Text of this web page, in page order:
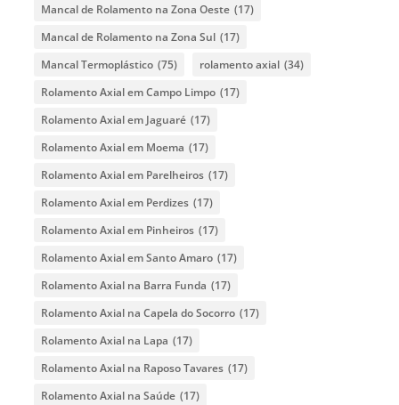
Mancal de Rolamento na Zona Oeste (17)
Mancal de Rolamento na Zona Sul (17)
Mancal Termoplástico (75) rolamento axial (34)
Rolamento Axial em Campo Limpo (17)
Rolamento Axial em Jaguaré (17)
Rolamento Axial em Moema (17)
Rolamento Axial em Parelheiros (17)
Rolamento Axial em Perdizes (17)
Rolamento Axial em Pinheiros (17)
Rolamento Axial em Santo Amaro (17)
Rolamento Axial na Barra Funda (17)
Rolamento Axial na Capela do Socorro (17)
Rolamento Axial na Lapa (17)
Rolamento Axial na Raposo Tavares (17)
Rolamento Axial na Saúde (17)